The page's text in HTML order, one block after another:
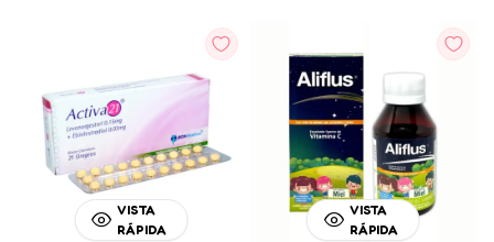
VISTA
RÁPIDA
VISTA
RÁPIDA